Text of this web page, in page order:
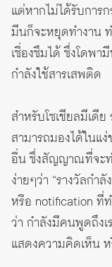
แต่หากไม่ได้รับการ
มีนก็จะหยุดทำงาน
เซื่องซึมได้ ซึ่งโดพ
กำลังใช้สารเสพติด
สำหรับโซเชียลมีเดี
สามารถมองได้ในแ
อื่น ซึ่งสัญญาณที่จะท
ง่ายๆว่า “รางวัลกำ
หรือ notification ที่
ว่า กำลังมีคนพูดถึงเ
แสดงความคิดเห็น